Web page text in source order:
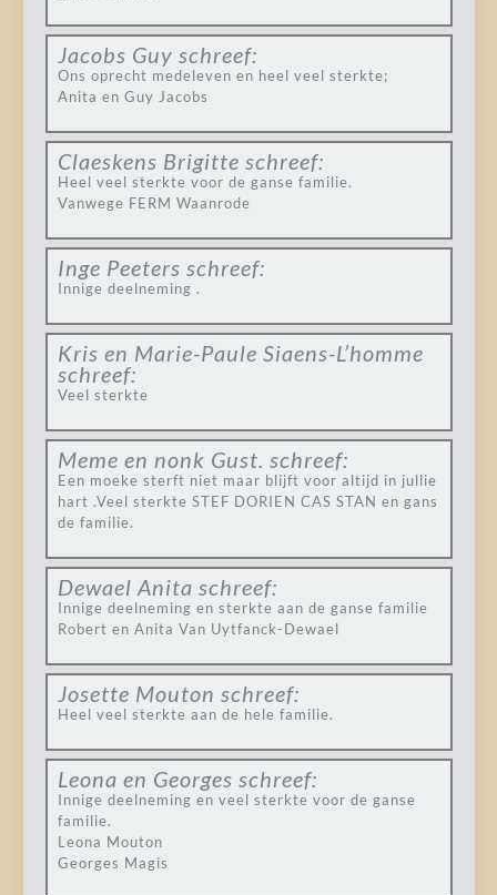
Jacobs Guy schreef:
Ons oprecht medeleven en heel veel sterkte;
Anita en Guy Jacobs
Claeskens Brigitte schreef:
Heel veel sterkte voor de ganse familie.
Vanwege FERM Waanrode
Inge Peeters schreef:
Innige deelneming .
Kris en Marie-Paule Siaens-L’homme
schreef:
Veel sterkte
Meme en nonk Gust. schreef:
Een moeke sterft niet maar blijft voor altijd in jullie
hart .Veel sterkte STEF DORIEN CAS STAN en gans
de familie.
Dewael Anita schreef:
Innige deelneming en sterkte aan de ganse familie
Robert en Anita Van Uytfanck-Dewael
Josette Mouton schreef:
Heel veel sterkte aan de hele familie.
Leona en Georges schreef:
Innige deelneming en veel sterkte voor de ganse
familie.
Leona Mouton
Georges Magis